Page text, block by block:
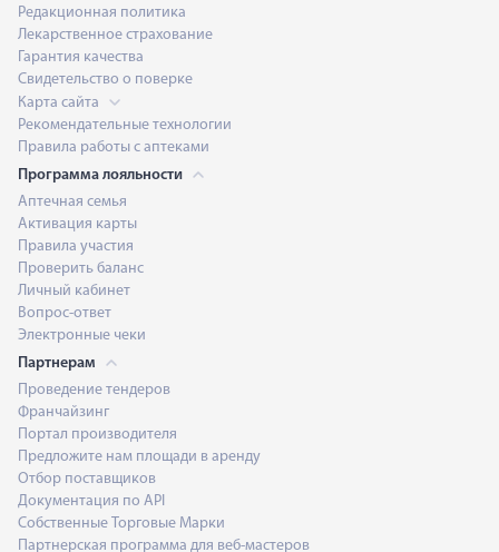
Редакционная политика
Лекарственное страхование
Гарантия качества
Свидетельство о поверке
Карта сайта
Рекомендательные технологии
Правила работы с аптеками
Программа лояльности
Аптечная семья
Активация карты
Правила участия
Проверить баланс
Личный кабинет
Вопрос-ответ
Электронные чеки
Партнерам
Проведение тендеров
Франчайзинг
Портал производителя
Предложите нам площади в аренду
Отбор поставщиков
Документация по API
Собственные Торговые Марки
Партнерская программа для веб-мастеров